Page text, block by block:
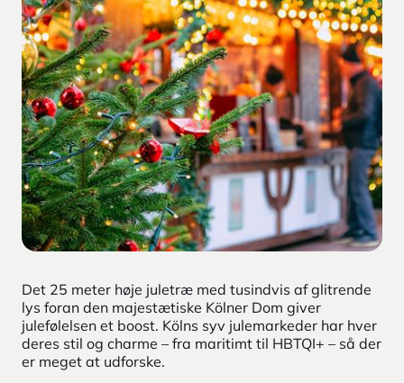
Det 25 meter høje juletræ med tusindvis af glitrende
lys foran den majestætiske Kölner Dom giver
julefølelsen et boost. Kölns syv julemarkeder har hver
deres stil og charme – fra maritimt til HBTQI+ – så der
er meget at udforske.